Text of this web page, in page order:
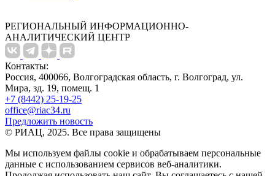
РЕГИОНАЛЬНЫЙ ИНФОРМАЦИОННО-
АНАЛИТИЧЕСКИЙ ЦЕНТР
Контакты:
Россия, 400066, Волгоградская область, г. Волгоград, ул.
Мира, зд. 19, помещ. 1
+7 (8442) 25-19-25
office@riac34.ru
Предложить новость
© РИАЦ, 2025. Все права защищены
Мы используем файлы сookie и обрабатываем персональные
данные с использованием сервисов веб-аналитики.